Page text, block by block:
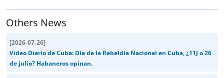
Others News
[2026-07-26]
Video Diario de Cuba: Día de la Rebeldía Nacional en Cuba, ¿11J o 26
de julio? Habaneros opinan.